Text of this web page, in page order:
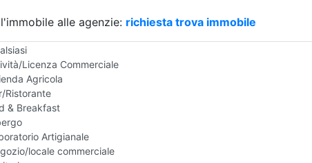
Garage
Licenza Commerciale
Agricola
Ristorante
& Breakfast
Artigianale
locale commerciale
alle agenzie: richiesta trova immobile